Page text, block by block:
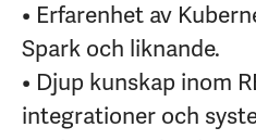
• Erfarenhet av
Spark och liknande.
• Djup kunskap inom
integrationer och